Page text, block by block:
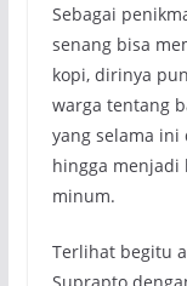
Sebagai
senang bisa
kopi, dirinya
warga tentang
yang selama
hingga menjadi
minum.
Terlihat begitu